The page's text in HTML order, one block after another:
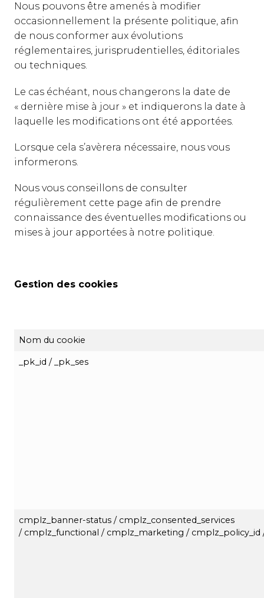
Nous pouvons être amenés à modifier
occasionnellement la présente politique, afin
de nous conformer aux évolutions
réglementaires, jurisprudentielles, éditoriales
ou techniques.
Le cas échéant, nous changerons la date de
« dernière mise à jour » et indiquerons la date à
laquelle les modifications ont été apportées.
Lorsque cela s’avèrera nécessaire, nous vous
informerons.
Nous vous conseillons de consulter
régulièrement cette page afin de prendre
connaissance des éventuelles modifications ou
mises à jour apportées à notre politique.
Gestion des cookies
Nom du cookie
_pk_id / _pk_ses
cmplz_banner-status / cmplz_consented_services
/ cmplz_functional / cmplz_marketing /